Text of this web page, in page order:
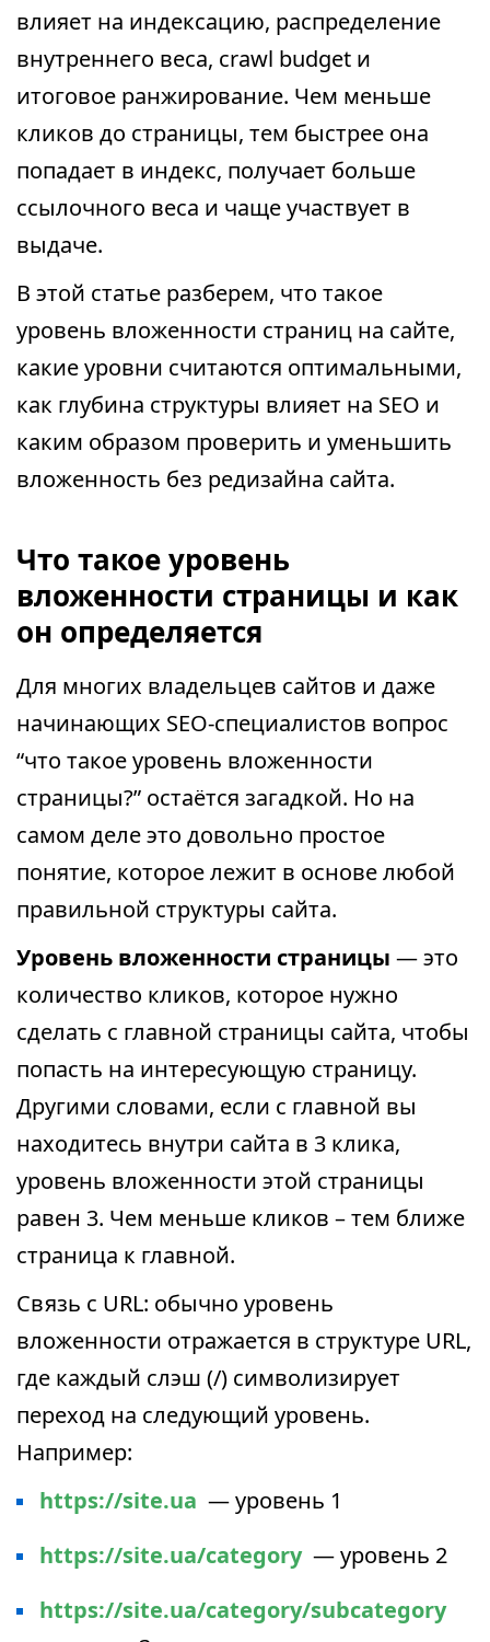
влияет на индексацию, распределение
внутреннего веса, crawl budget и
итоговое ранжирование. Чем меньше
кликов до страницы, тем быстрее она
попадает в индекс, получает больше
ссылочного веса и чаще участвует в
выдаче.
В этой статье разберем, что такое
уровень вложенности страниц на сайте,
какие уровни считаются оптимальными,
как глубина структуры влияет на SEO и
каким образом проверить и уменьшить
вложенность без редизайна сайта.
Что такое уровень
вложенности страницы и как
он определяется
Для многих владельцев сайтов и даже
начинающих SEO-специалистов вопрос
“что такое уровень вложенности
страницы?” остаётся загадкой. Но на
самом деле это довольно простое
понятие, которое лежит в основе любой
правильной структуры сайта.
Уровень вложенности страницы — это
количество кликов, которое нужно
сделать с главной страницы сайта, чтобы
попасть на интересующую страницу.
Другими словами, если с главной вы
находитесь внутри сайта в 3 клика,
уровень вложенности этой страницы
равен 3. Чем меньше кликов – тем ближе
страница к главной.
Связь с URL: обычно уровень
вложенности отражается в структуре URL,
где каждый слэш (/) символизирует
переход на следующий уровень.
Например:
https://site.ua — уровень 1
https://site.ua/category — уровень 2
https://site.ua/category/subcategory